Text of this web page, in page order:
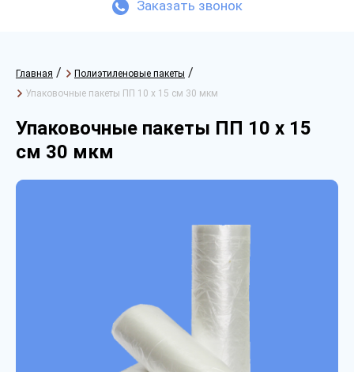
Заказать звонок
Главная / Полиэтиленовые пакеты /
Упаковочные пакеты ПП 10 х 15 см 30 мкм
Упаковочные пакеты ПП 10 х 15
см 30 мкм